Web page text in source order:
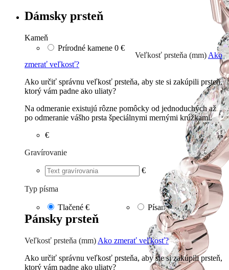
Dámsky prsteň
Kameň
Prírodné kamene 0 €
Veľkosť prsteňa (mm) Ako
zmerať veľkosť?
Ako určiť správnu veľkosť prsteňa, aby ste si zakúpili prsteň,
ktorý vám padne ako uliaty?
Na odmeranie existujú rôzne pomôcky od jednoduchých až
po odmeranie vášho prsta špeciálnymi mernými krúžkami.
€
Gravírovanie
€
Typ písma
Tlačené € Písané €
Pánsky prsteň
Veľkosť prsteňa (mm) Ako zmerať veľkosť?
Ako určiť správnu veľkosť prsteňa, aby ste si zakúpili prsteň,
ktorý vám padne ako uliaty?